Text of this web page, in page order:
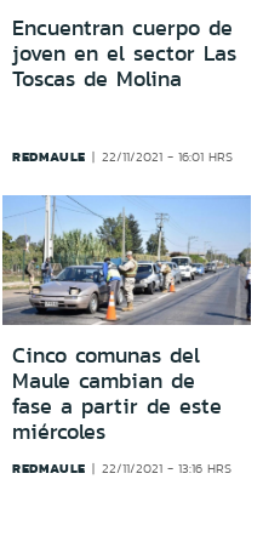
Encuentran cuerpo de
joven en el sector Las
Toscas de Molina
REDMAULE 22/11/2021 - 16:01 HRS
Cinco comunas del
Maule cambian de
fase a partir de este
miércoles
REDMAULE 22/11/2021 - 13:16 HRS